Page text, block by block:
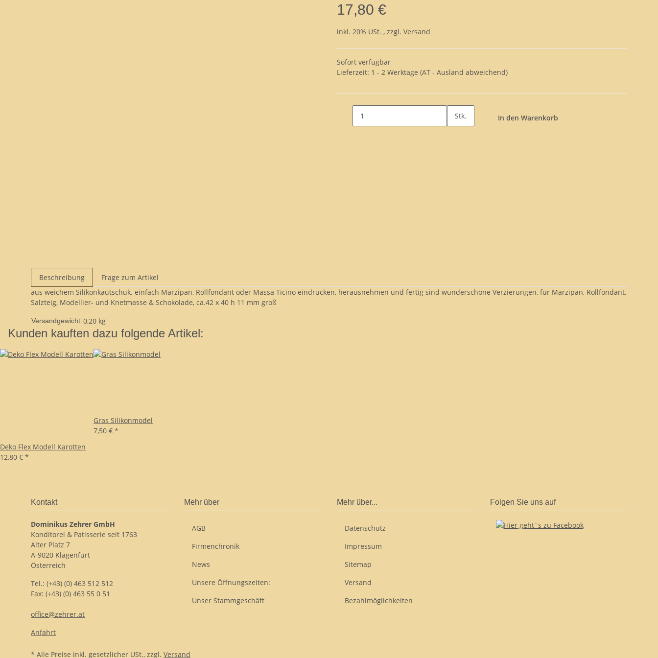
17,80 €
inkl. 20% USt. , zzgl. Versand
Sofort verfügbar
Lieferzeit: 1 - 2 Werktage (AT - Ausland abweichend)
Stk. In den Warenkorb
Beschreibung
Frage zum Artikel
aus weichem Silikonkautschuk. einfach Marzipan, Rollfondant oder Massa Ticino eindrücken, herausnehmen und fertig sind wunderschöne Verzierungen, für Marzipan, Rollfondant,
Salzteig, Modellier- und Knetmasse & Schokolade, ca.42 x 40 h 11 mm groß
Versandgewicht:0,20 kg
Kunden kauften dazu folgende Artikel:
Deko Flex Modell Karotten
12,80 € *
Gras Silikonmodel
7,50 € *
Kontakt
Dominikus Zehrer GmbH
Konditorei & Patisserie seit 1763
Alter Platz 7
A-9020 Klagenfurt
Österreich
Tel.: (+43) (0) 463 512 512
Fax: (+43) (0) 463 55 0 51
office@zehrer.at
Anfahrt
Mehr über
AGB
Firmenchronik
News
Unsere Öffnungszeiten:
Unser Stammgeschäft
Mehr über...
Datenschutz
Impressum
Sitemap
Versand
Bezahlmöglichkeiten
Folgen Sie uns auf
* Alle Preise inkl. gesetzlicher USt., zzgl. Versand